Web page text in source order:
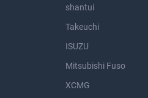
shantui
Takeuchi
ISUZU
Mitsubishi Fuso
XCMG